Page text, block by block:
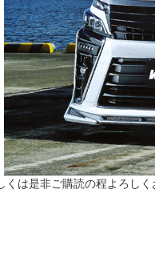
くは是非ご購読の程よろしく